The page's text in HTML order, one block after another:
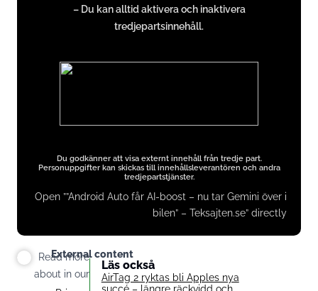
– Du kan alltid aktivera och inaktivera
tredjepartsinnehåll.
Du godkänner att visa externt innehåll från tredje part.
Personuppgifter kan skickas till innehållsleverantören och andra
tredjepartstjänster.
Open ””Android Auto får AI-boost – nu tar Gemini över i
bilen” – Teksajten.se” directly
External content
Read more
about in our
Läs också
AirTag 2 ryktas bli Apples nya
succé – längre räckvidd och